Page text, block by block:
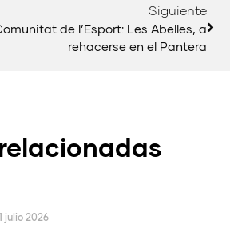
Siguiente
de l’Esport: Les Abelles, a
rehacerse en el Pantera
julio 2026